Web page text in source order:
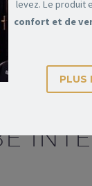
levez. Le produit
confort et de
PLUS